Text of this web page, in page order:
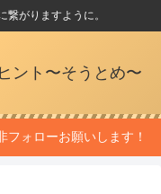
繋がりますように。
ント〜そうとめ〜
ォローお願いします！